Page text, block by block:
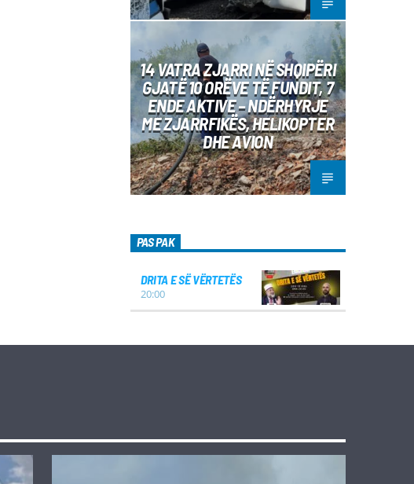
14 VATRA ZJARRI NË SHQIPËRI
GJATË 10 ORËVE TË FUNDIT, 7
ENDE AKTIVE – NDËRHYRJE
ME ZJARRFIKËS, HELIKOPTER
DHE AVION
PAS PAK
DRITA E SË VËRTETËS
20:00